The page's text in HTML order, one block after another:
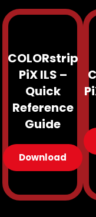
COLORstrip
PiX ILS –
Quick
Reference
Guide
Download